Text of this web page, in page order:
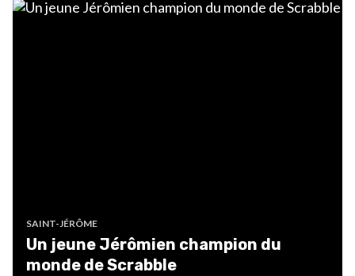
SAINT-JÉRÔME
Un jeune Jérômien champion du
monde de Scrabble